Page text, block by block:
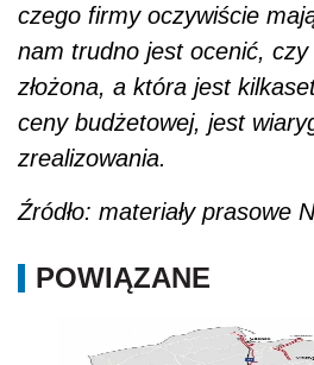
czego firmy oczywiście
nam trudno jest ocenić, czy
złożona, a która jest
ceny budżetowej, jest
zrealizowania.
Źródło: materiały prasowe
POWIĄZANE